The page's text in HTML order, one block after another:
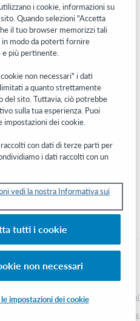
di prodotti,
altro direttamente
marchi di servizio nazionali e
i cookie, informazioni su
Quando selezioni "Accetta
il tuo browser memorizzi tali
modo da poterti fornire
e più pertinente.
non necessari" i dati
a quanto strettamente
del sito. Tuttavia, ciò potrebbe
sulla tua esperienza. Puoi
impostazioni dei cookie.
con dati di terze parti per
i dati raccolti con un
vedi la nostra Informativa sui
tutti i cookie
non necessari
impostazioni dei cookie